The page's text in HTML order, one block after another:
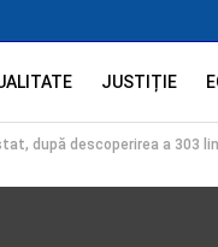
JUSTIȚIE
după descoperirea a 303